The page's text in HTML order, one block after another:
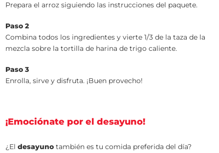
Prepara el arroz siguiendo las instrucciones del paquete.
Paso 2
Combina todos los ingredientes y vierte 1/3 de la taza de la
mezcla sobre la tortilla de harina de trigo caliente.
Paso 3
Enrolla, sirve y disfruta. ¡Buen provecho!
¡Emociónate por el desayuno!
¿Eldesayuno también es tu comida preferida del día?